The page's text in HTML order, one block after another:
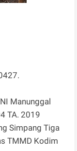
Manunggal
TA. 2019
Simpang Tiga
TMMD Kodim